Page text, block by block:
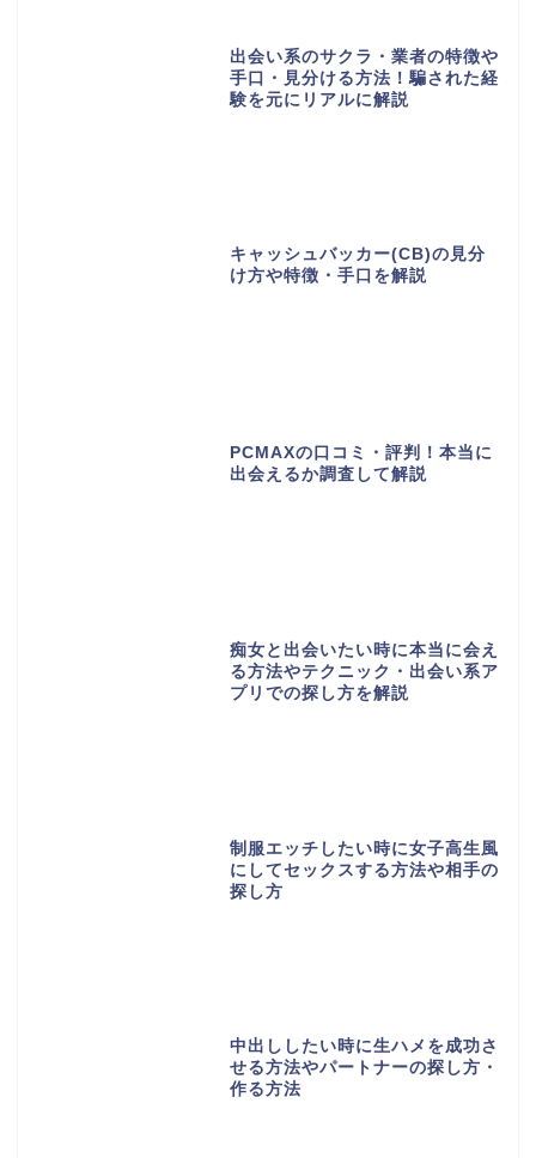
出会い系のサクラ・業者の特徴や
手口・見分ける方法！騙された経
験を元にリアルに解説
キャッシュバッカー(CB)の見分
け方や特徴・手口を解説
PCMAXの口コミ・評判！本当に
出会えるか調査して解説
痴女と出会いたい時に本当に会え
る方法やテクニック・出会い系ア
プリでの探し方を解説
制服エッチしたい時に女子高生風
にしてセックスする方法や相手の
探し方
中出ししたい時に生ハメを成功さ
せる方法やパートナーの探し方・
作る方法